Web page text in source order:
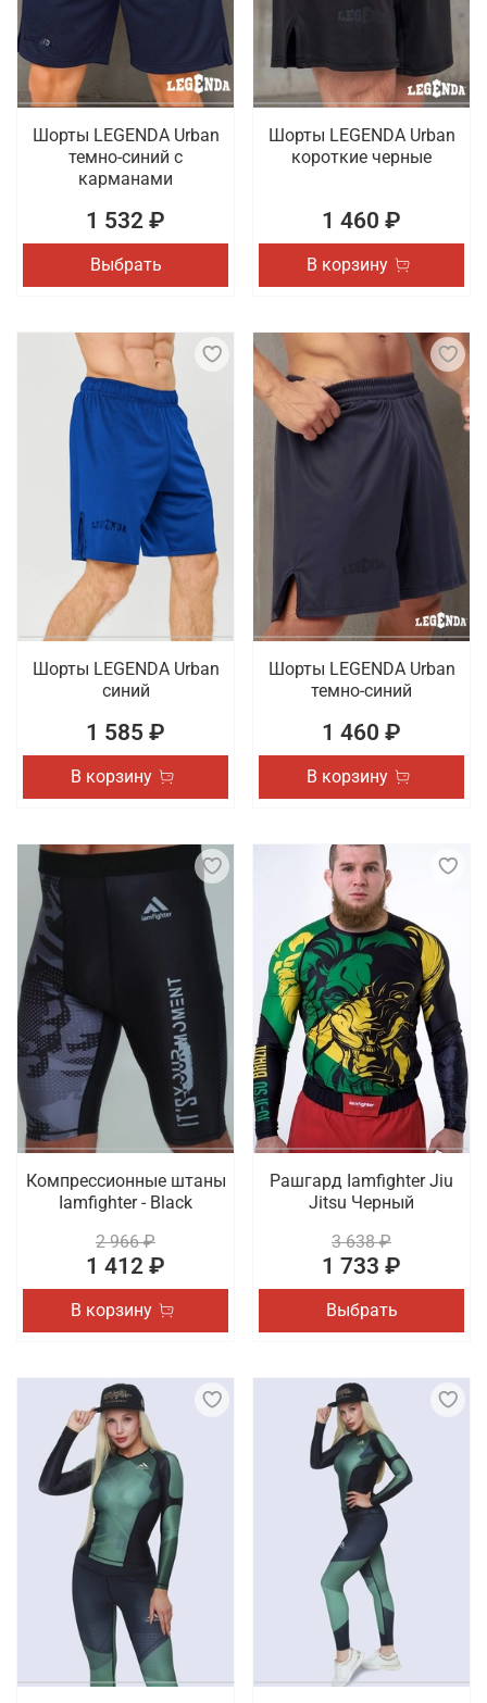
товаров для спорта, которые отличаются
качественным исполнением. Проводится доставка
заказов по Твери.
Шорты LEGENDA Urban
темно-синий с
карманами
1 532 ₽
Выбрать
Шорты LEGENDA Urban
короткие черные
1 460 ₽
В корзину
Шорты LEGENDA Urban
синий
1 585 ₽
В корзину
Шорты LEGENDA Urban
темно-синий
1 460 ₽
В корзину
Компрессионные штаны
Iamfighter - Black
2 966 ₽
1 412 ₽
В корзину
Рашгард Iamfighter Jiu
Jitsu Черный
3 638 ₽
1 733 ₽
Выбрать